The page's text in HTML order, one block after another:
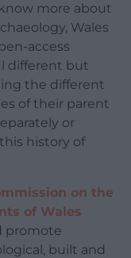
more about
Wales
access
different but
the different
of their parent
or
history of
on the
of Wales
promote
built and